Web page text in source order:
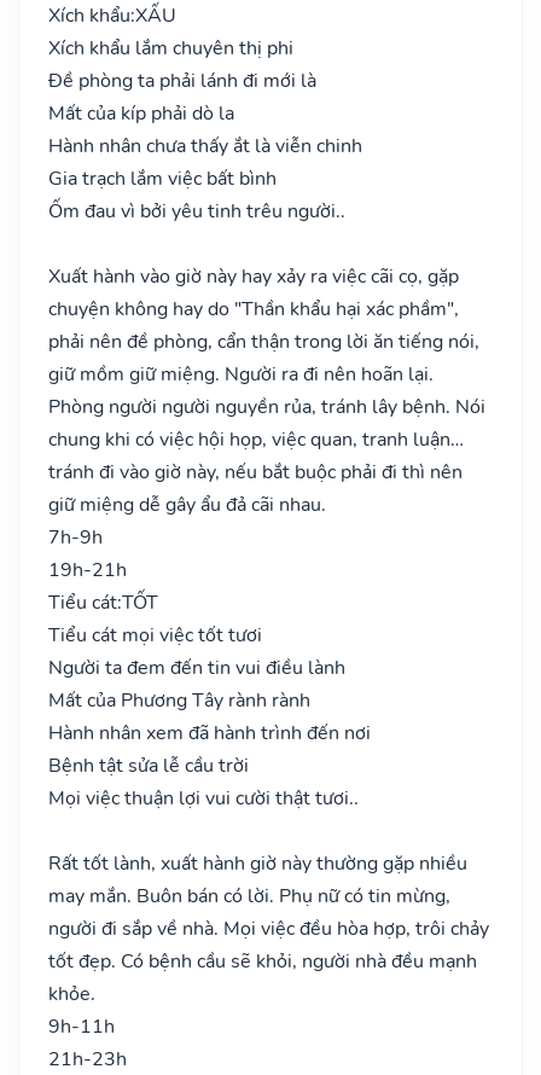
Xích khẩu:XẤU
Xích khẩu lắm chuyên thị phi
Đề phòng ta phải lánh đi mới là
Mất của kíp phải dò la
Hành nhân chưa thấy ắt là viễn chinh
Gia trạch lắm việc bất bình
Ốm đau vì bởi yêu tinh trêu người..
Xuất hành vào giờ này hay xảy ra việc cãi cọ, gặp
chuyện không hay do "Thần khẩu hại xác phầm",
phải nên đề phòng, cẩn thận trong lời ăn tiếng nói,
giữ mồm giữ miệng. Người ra đi nên hoãn lại.
Phòng người người nguyền rủa, tránh lây bệnh. Nói
chung khi có việc hội họp, việc quan, tranh luận…
tránh đi vào giờ này, nếu bắt buộc phải đi thì nên
giữ miệng dễ gây ẩu đả cãi nhau.
7h-9h
19h-21h
Tiểu cát:TỐT
Tiểu cát mọi việc tốt tươi
Người ta đem đến tin vui điều lành
Mất của Phương Tây rành rành
Hành nhân xem đã hành trình đến nơi
Bệnh tật sửa lễ cầu trời
Mọi việc thuận lợi vui cười thật tươi..
Rất tốt lành, xuất hành giờ này thường gặp nhiều
may mắn. Buôn bán có lời. Phụ nữ có tin mừng,
người đi sắp về nhà. Mọi việc đều hòa hợp, trôi chảy
tốt đẹp. Có bệnh cầu sẽ khỏi, người nhà đều mạnh
khỏe.
9h-11h
21h-23h